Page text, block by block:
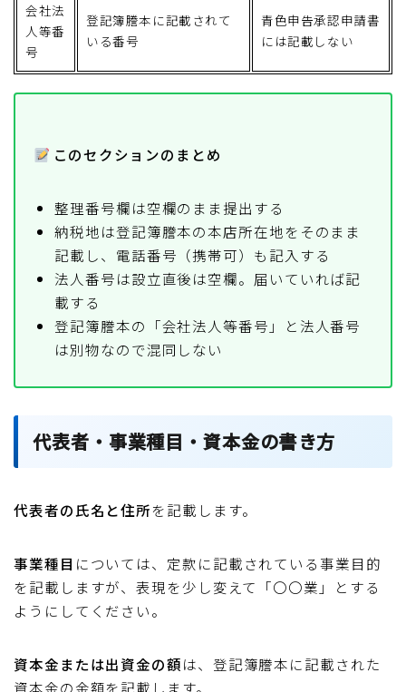
会社法
人等番
号
登記簿謄本に記載されて
いる番号
青色申告承認申請書
には記載しない
このセクションのまとめ
整理番号欄は空欄のまま提出する
納税地は登記簿謄本の本店所在地をそのまま
記載し、電話番号（携帯可）も記入する
法人番号は設立直後は空欄。届いていれば記
載する
登記簿謄本の「会社法人等番号」と法人番号
は別物なので混同しない
代表者・事業種目・資本金の書き方
代表者の氏名と住所を記載します。
事業種目 については、定款に記載されている事業目的
を記載しますが、表現を少し変えて「〇〇業」とする
ようにしてください。
資本金または出資金の額は、登記簿謄本に記載された
資本金の金額を記載します。